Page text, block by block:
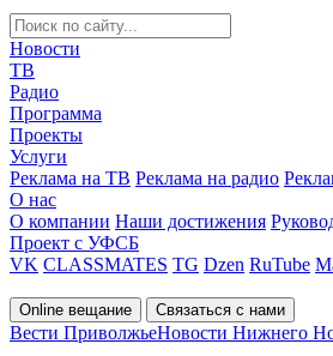
Новости
ТВ
Радио
Программа
Проекты
Услуги
Реклама на ТВ Реклама на радио
О нас
О компании Наши достижения
Проект с УФСБ
VK CLASSMATES TG Dzen RuTube
Online вещание Связаться с нами
Вести ПриволжьеНовости Нижнего